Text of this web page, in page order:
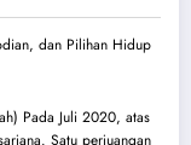
Surya
Bersinar
Tanah
Sijunjung
dan Pilihan Hidup
Pada Juli 2020, atas
Satu perjuangan